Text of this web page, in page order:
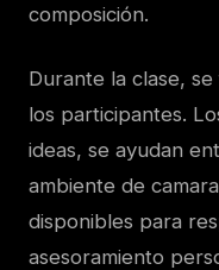
composición.
Durante la clase,
los participantes.
ideas, se ayudan
ambiente de
disponibles para
asesoramiento